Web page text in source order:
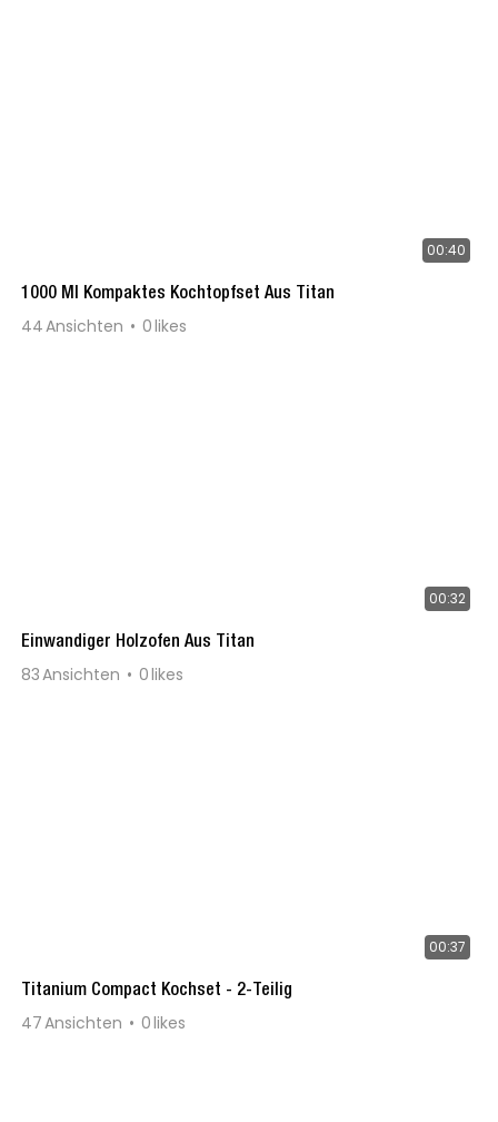
00:40
1000 Ml Kompaktes Kochtopfset Aus Titan
44Ansichten 0likes
00:32
Einwandiger Holzofen Aus Titan
83Ansichten 0likes
00:37
Titanium Compact Kochset - 2-Teilig
47Ansichten 0likes